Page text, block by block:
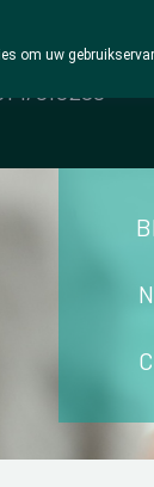
810298
om uw